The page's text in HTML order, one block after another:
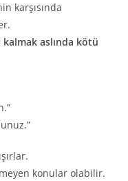
karşısında
aslında kötü
konular olabilir.